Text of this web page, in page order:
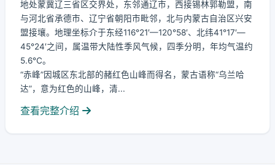
地处蒙冀辽三省区交界处，东邻通辽市，西接锡林郭勒盟，南
与河北省承德市、辽宁省朝阳市毗邻，北与内蒙古自治区兴安
盟接壤。地理坐标介于东经116°21′—120°58′、北纬41°17′—
45°24′之间，属温带大陆性季风气候，四季分明，年均气温约
5.6℃。
“赤峰”因城区东北部的赭红色山峰而得名，蒙古语称“乌兰哈
达”，意为红色的山峰，清...
查看完整介绍